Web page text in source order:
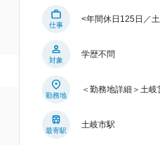
仕事
<年間休日125日／
対象
学歴不問
勤務地
＜勤務地詳細＞土
最寄駅
土岐市駅